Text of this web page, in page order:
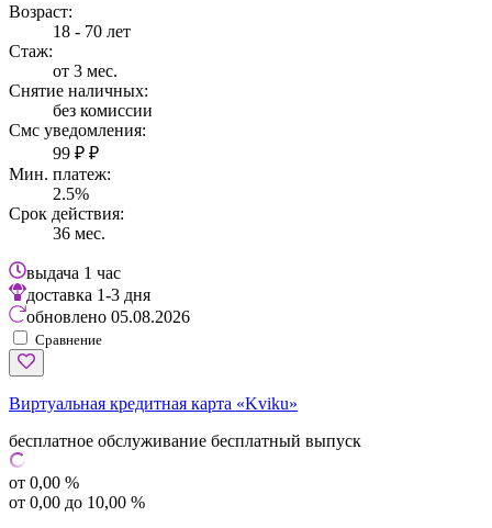
Возраст:
18 - 70 лет
Стаж:
от 3 мес.
Снятие наличных:
без комиссии
Смс уведомления:
99 ₽ ₽
Мин. платеж:
2.5%
Срок действия:
36 мес.
выдача 1 час
доставка 1-3 дня
обновлено 05.08.2026
Сравнение
Виртуальная кредитная карта «Kviku»
бесплатное обслуживание бесплатный выпуск
от 0,00 %
от 0,00 до 10,00 %